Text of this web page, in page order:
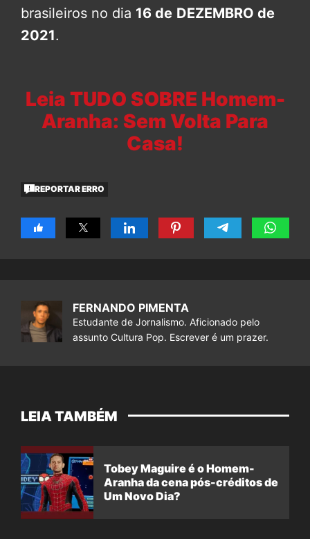
brasileiros no dia 16 de DEZEMBRO de
2021.
Leia TUDO SOBRE Homem-
Aranha: Sem Volta Para
Casa!
REPORTAR ERRO
FERNANDO PIMENTA
Estudante de Jornalismo. Aficionado pelo
assunto Cultura Pop. Escrever é um prazer.
LEIA TAMBÉM
Tobey Maguire é o Homem-
Aranha da cena pós-créditos de
Um Novo Dia?